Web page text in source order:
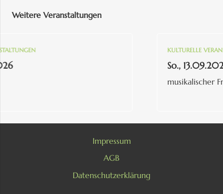
Weitere Veranstaltungen
KULTURELLE
So., 13.09.2026
musikalischer
Impressum
AGB
Datenschutzerklärung